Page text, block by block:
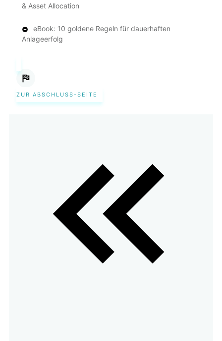
& Asset Allocation
eBook: 10 goldene Regeln für dauerhaften
Anlageerfolg
ZUR ABSCHLUSS-SEITE